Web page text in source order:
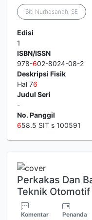
Siti Nurhasanah, SE
Edisi
1
ISBN/ISSN
978-602-8024-08-2
Deskripsi Fisik
Hal 76
Judul Seri
-
No. Panggil
658.5 SIT s 100591
Perkakas Dan
Teknik Otomotif
Komentar Penanda